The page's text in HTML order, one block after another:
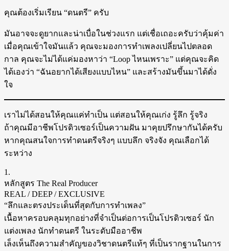
คุณต้องเริ่มเรียน “ดนตรี” ครับ
มันอาจจะดูยากและน่าเบื่อในช่วงแรก แต่เชื่อเถอะครับว่าคุ้มค่า
เมื่อคุณเข้าใจมันแล้ว คุณจะมองการทำเพลงเปลี่ยนไปตลอด
กาล คุณจะไม่ได้แค่มองหาว่า “Loop ไหนเพราะ” แต่คุณจะคิด
ได้เองว่า “ฉันอยากได้เสียงแบบไหน” และสร้างมันขึ้นมาได้ดั่ง
ใจ
เราไม่ได้สอนให้คุณแค่ทำเป็น แต่สอนให้คุณเก่ง รู้ลึก รู้จริง
ถ้าคุณมีอาชีพโปรดิวเซอร์เป็นความฝัน มาคุยปรึกษากันได้ครับ
หากคุณสนใจการทำดนตรีจริงๆ แบบลึก จริงจัง คุณเลือกได้
ระหว่าง
1.
หลักสูตร The Real Producer
REAL / DEEP / EXCLUSIVE
“ลึกและตรงประเด็นที่สุดกับการทำเพลง”
เนื้อหาครอบคลุมทุกอย่างที่จำเป็นต่อการเป็นโปรดิวเซอร์ นัก
แต่งเพลง นักทำดนตรี ในระดับมืออาชีพ
เล็งเห็นถึงความสำคัญของวิชาดนตรีแท้ๆ ที่เป็นรากฐานในการ